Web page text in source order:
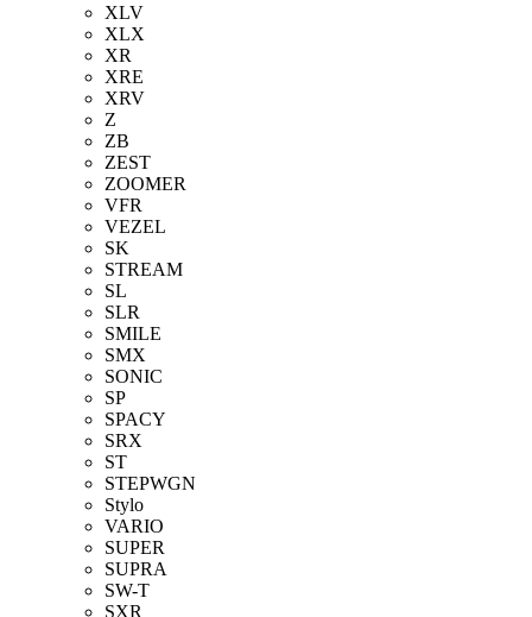
XLV
XLX
XR
XRE
XRV
Z
ZB
ZEST
ZOOMER
VFR
VEZEL
SK
STREAM
SL
SLR
SMILE
SMX
SONIC
SP
SPACY
SRX
ST
STEPWGN
Stylo
VARIO
SUPER
SUPRA
SW-T
SXR